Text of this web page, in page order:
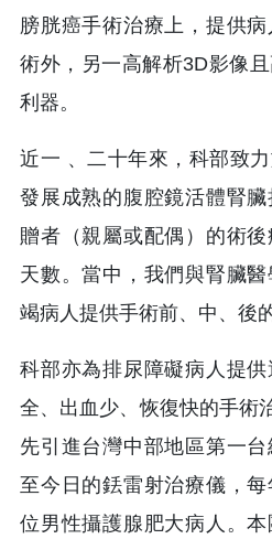
膀胱癌手術治療上，提供
術外，另一高解析3D影像
利器。
近一 、二十年來，科部致
發展成熟的腹腔鏡活體腎
贈者（親屬或配偶）的術
天數。當中，我們與腎臟
竭病人提供手術前、中、後
科部亦為排尿障礙病人提
全、出血少、恢復快的手術
先引進台灣中部地區第一
至今日的銩雷射治療儀，
位男性攝護腺肥大病人。